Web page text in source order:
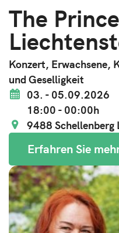
The
Konzert, Erwachsene,
und Geselligkeit
03. - 05.09.2026
18:00 - 00:00h
9488 Schellenberg
Erfahren Sie